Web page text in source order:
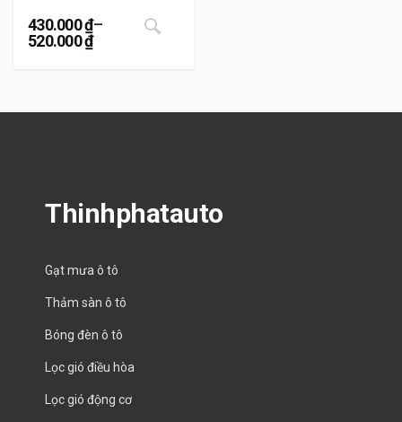
430.000₫–
520.000₫
Khoảng giá: từ 430.000 ₫ đến 520.000 ₫
Thinhphatauto
Gạt mưa ô tô
Thảm sàn ô tô
Bóng đèn ô tô
Lọc gió điều hòa
Lọc gió động cơ